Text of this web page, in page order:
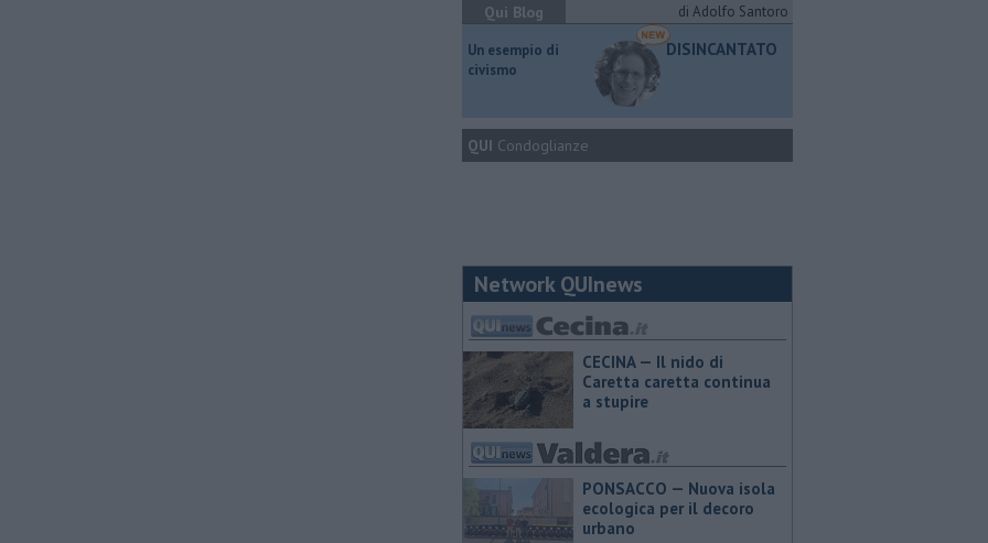
Qui Blog di Adolfo Santoro
​Un esempio di
civismo
DISINCANTATO
QUI Condoglianze
Network QUInews
CECINA — Il nido di
Caretta caretta continua
a stupire
PONSACCO — Nuova isola
ecologica per il decoro
urbano